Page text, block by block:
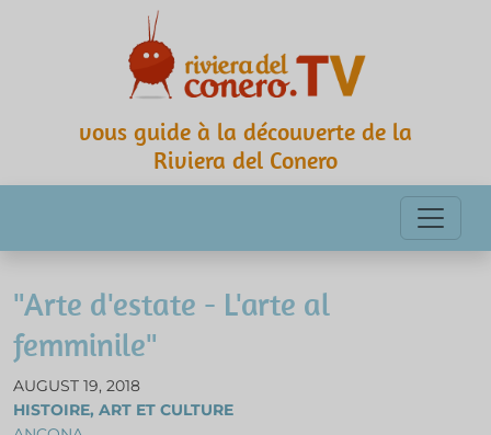
vous guide à la découverte de la
Riviera del Conero
"Arte d'estate - L'arte al
femminile"
AUGUST 19, 2018
HISTOIRE, ART ET CULTURE